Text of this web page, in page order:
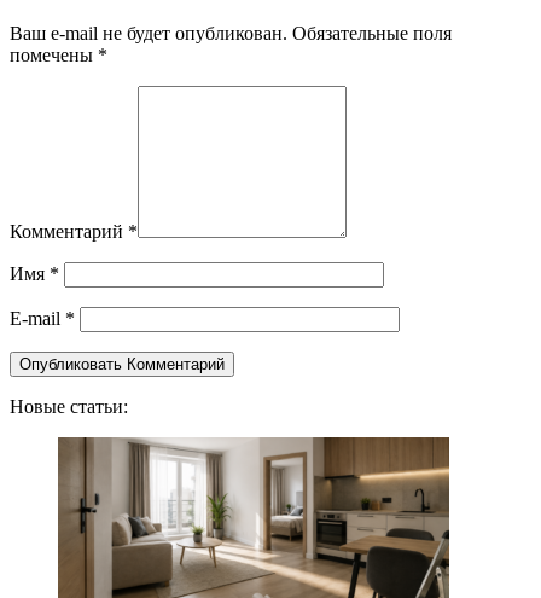
Ваш e-mail не будет опубликован. Обязательные поля
помечены *
Комментарий *
Имя *
E-mail *
Новые статьи: